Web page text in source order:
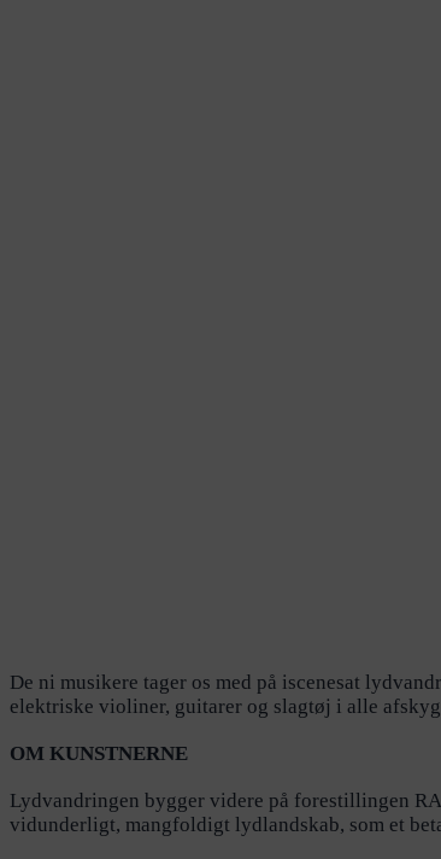
De ni musikere tager os med på iscenesat
elektriske violiner, guitarer og slagtøj i alle
OM KUNSTNERNE
Lydvandringen bygger videre på forestillingen
vidunderligt, mangfoldigt lydlandskab, som et